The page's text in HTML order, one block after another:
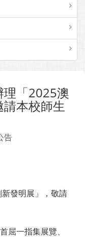
理「2025澳
本校師生
告
發明展」，敬請
屈一指集展覽、